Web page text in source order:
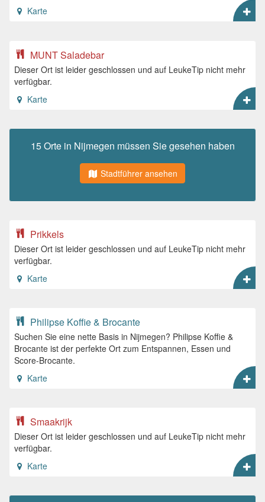
Karte
MUNT Saladebar
Dieser Ort ist leider geschlossen und auf LeukeTip nicht mehr
verfügbar.
Karte
15 Orte in Nijmegen müssen Sie gesehen haben
Stadtführer ansehen
Prikkels
Dieser Ort ist leider geschlossen und auf LeukeTip nicht mehr
verfügbar.
Karte
Philipse Koffie & Brocante
Suchen Sie eine nette Basis in Nijmegen? Philipse Koffie &
Brocante ist der perfekte Ort zum Entspannen, Essen und
Score-Brocante.
Karte
Smaakrijk
Dieser Ort ist leider geschlossen und auf LeukeTip nicht mehr
verfügbar.
Karte